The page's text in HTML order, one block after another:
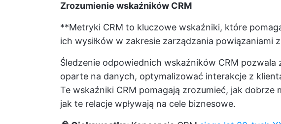
Zrozumienie wskaźników CRM
**Metryki CRM to kluczowe wskaźniki, które
ich wysiłków w zakresie zarządzania powiązaniami
Śledzenie odpowiednich wskaźników CRM pozwala
oparte na danych, optymalizować interakcje z
Te wskaźniki CRM pomagają zrozumieć, jak dobrze
jak te relacje wpływają na cele biznesowe.